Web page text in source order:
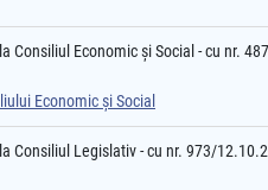
Consiliul Economic şi Social - cu nr.
Economic şi Social
Consiliul Legislativ - cu nr. 973/